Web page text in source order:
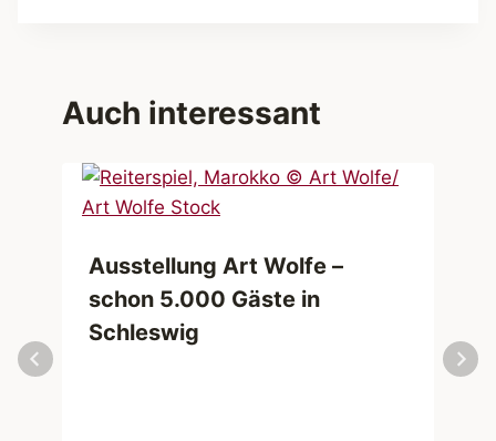
Auch interessant
Ausstellung Art Wolfe –
schon 5.000 Gäste in
Schleswig